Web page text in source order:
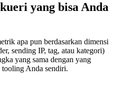
yang bisa Anda
apa pun berdasarkan dimensi
sending IP, tag, atau kategori)
yang sama dengan yang
Anda sendiri.